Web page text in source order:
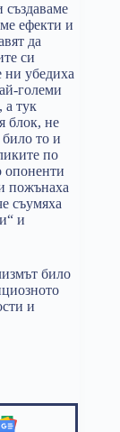
създаваме
ефекти и
да
си
ни убедиха
големи
а тук
блок, не
то и
по
опоненти
пожънаха
съумяха
и
било
и